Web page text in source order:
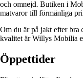
och omnejd. Butiken i
matvaror till förmånliga
Om du är på jakt efter bra
kvalitet är Willys Mobilia
Öppettider